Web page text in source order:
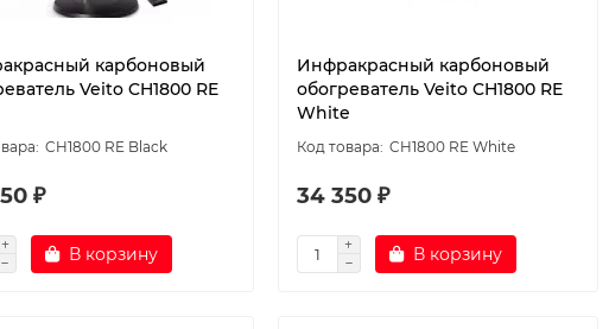
карбоновый
Veito CH1800 RE
CH1800 RE Black
₽
В корзину
Инфракрасный карбоновый
обогреватель Veito CH1800 RE
White
CH1800 RE White
34 350 ₽
В корзину